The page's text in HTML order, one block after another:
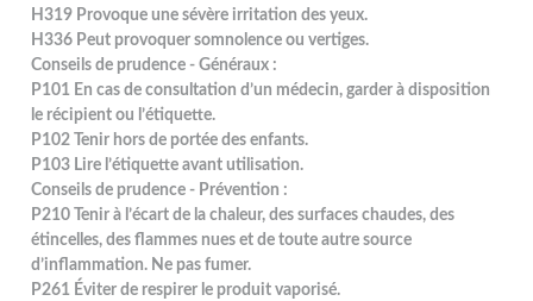
H319 Provoque une sévère irritation des yeux.
H336 Peut provoquer somnolence ou vertiges.
Conseils de prudence - Généraux :
P101 En cas de consultation d’un médecin, garder à disposition
le récipient ou l’étiquette.
P102 Tenir hors de portée des enfants.
P103 Lire l’étiquette avant utilisation.
Conseils de prudence - Prévention :
P210 Tenir à l’écart de la chaleur, des surfaces chaudes, des
étincelles, des flammes nues et de toute autre source
d’inflammation. Ne pas fumer.
P261 Éviter de respirer le produit vaporisé.